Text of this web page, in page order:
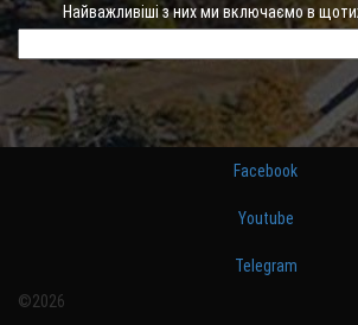
Найважливіші з них ми включаємо в
Facebook
Youtube
Telegram
©2026